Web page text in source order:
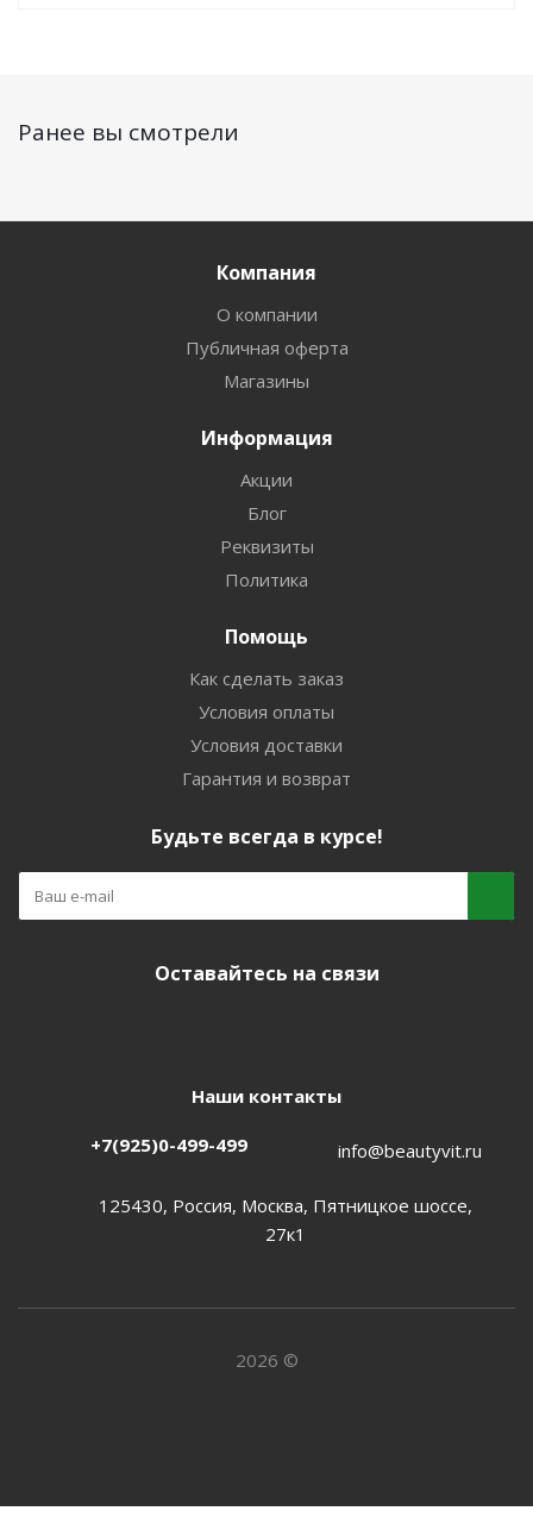
Ранее вы смотрели
Компания
О компании
Публичная оферта
Магазины
Информация
Акции
Блог
Реквизиты
Политика
Помощь
Как сделать заказ
Условия оплаты
Условия доставки
Гарантия и возврат
Будьте всегда в курсе!
Оставайтесь на связи
Наши контакты
+7(925)0-499-499 info@beautyvit.ru
125430, Россия, Москва, Пятницкое шоссе,
27к1
2026 ©